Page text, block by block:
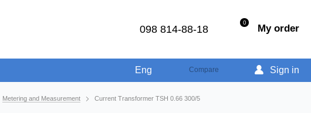
098 814-88-18
0 My order
Eng Compare Sign in
Metering and Measurement Current Transformer TSH 0.66 300/5